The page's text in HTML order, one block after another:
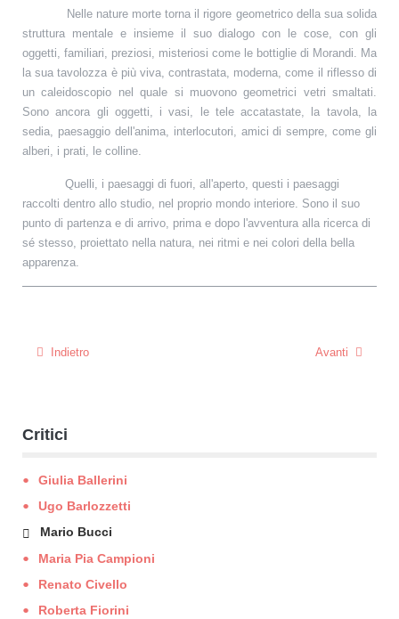
Nelle nature morte torna il rigore geometrico della sua solida
struttura mentale e insieme il suo dialogo con le cose, con gli
oggetti, familiari, preziosi, misteriosi come le bottiglie di Morandi. Ma
la sua tavolozza è più viva, contrastata, moderna, come il riflesso di
un caleidoscopio nel quale si muovono geometrici vetri smaltati.
Sono ancora gli oggetti, i vasi, le tele accatastate, la tavola, la
sedia, paesaggio dell'anima, interlocutori, amici di sempre, come gli
alberi, i prati, le colline.
Quelli, i paesaggi di fuori, all'aperto, questi i paesaggi
raccolti dentro allo studio, nel proprio mondo interiore. Sono il suo
punto di partenza e di arrivo, prima e dopo l'avventura alla ricerca di
sé stesso, proiettato nella natura, nei ritmi e nei colori della bella
apparenza.
Indietro Avanti
Critici
Giulia Ballerini
Ugo Barlozzetti
Mario Bucci
Maria Pia Campioni
Renato Civello
Roberta Fiorini